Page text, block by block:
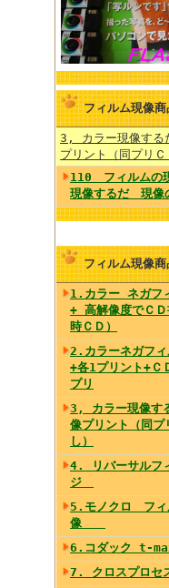
フィルム現像商
3, カラー現像する
プリント（同プリＣ
110 フィルムの
現像するだ 現像
フィルム現像商
1.カラー ネガフ
+ 高解像度でＣ
時ＣＤ）
2.カラーネガフィ
+各1プリント+Ｃ
プリ
3, カラー現像す
像プリント（同プ
し）
4. リバーサルフ
ジ
5.モノクロ フィ
像
6.コダック t-
7. クロスプロセ